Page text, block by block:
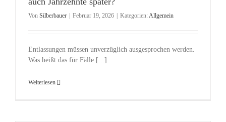
Von Silberbauer Februar 19, 2026 Kategorien:Allgemein
Entlassungen müssen unverzüglich ausgesprochen werden.
Was heißt das für Fälle [...]
Weiterlesen